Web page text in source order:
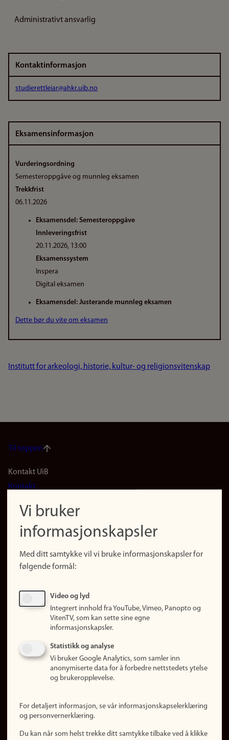
Administrativt ansvarlig
Kontaktinformasjon
studierettleiar@ahkr.uib.no
Eksamensinformasjon
Vurderingsordning
Semesteroppgåve og munnleg eksamen
Trekkfrist
06.11.2026
Eksamensdel: Semesteroppgåve
Innleveringsfrist
20.11.2026, 13:00
Eksamenssystem
Inspera
Digital eksamen
Eksamensdel: Justerande munnleg eksamen
Dette bør du vite om eksamen
Institutt for arkeologi, historie, kultur- og religionsvitenskap
Til toppen
Footer
(no)
Kontakt UiB
Kontakt
Finn forsker
Presse
Finn studier
Ledige stillinger
Om nettstedet
Informasjonskapsler
Personvern
Vi bruker
informasjonskapsler
Med ditt samtykke vil vi bruke informasjonskapsler for
følgende formål:
Video og lyd
Integrert innhold fra YouTube, Vimeo, Panopto og
VitenTV, som kan sette sine egne
informasjonskapsler.
Statistikk og analyse
Vi bruker Google Analytics, som samler inn
anonymiserte data for å forbedre nettstedets ytelse
og brukeropplevelse.
For detaljert informasjon, se vår informasjonskapselerklæring
og personvernerklæring.
Du kan når som helst trekke ditt samtykke tilbake ved å klikke